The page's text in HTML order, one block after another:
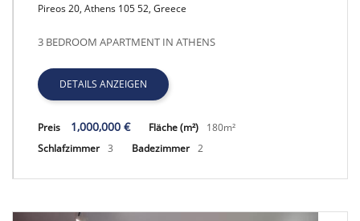
GRATH1153, 3 BEDROOM APARTMENT
Pireos 20, Athens 105 52, Greece
3 BEDROOM APARTMENT IN ATHENS
DETAILS ANZEIGEN
Preis 1,000,000 € Fläche (m²)
180m²
Schlafzimmer 3 Badezimmer 2